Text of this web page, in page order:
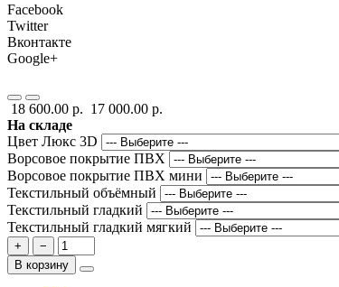
Facebook
Twitter
Вконтакте
Google+
18 600.00 р. 17 000.00 р.
На складе
Цвет Люкс 3D
Ворсовое покрытие ПВХ
Ворсовое покрытие ПВХ мини
Текстильный объёмный
Текстильный гладкий
Текстильный гладкий мягкий
+
−
В корзину